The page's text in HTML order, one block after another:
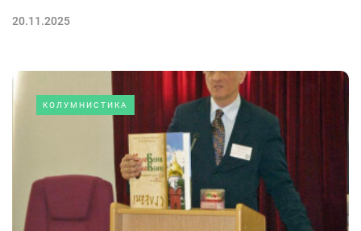
20.11.2025
КОЛУМНИСТИКА